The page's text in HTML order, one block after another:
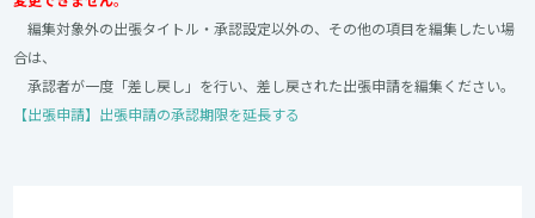
編集対象外の出張タイトル・承認設定以外の、その他の項目を編集したい場
合は、
承認者が一度「差し戻し」を行い、差し戻された出張申請を編集ください。
【出張申請】出張申請の承認期限を延長する